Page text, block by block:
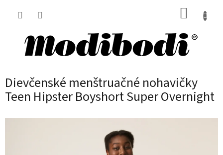
Dievčenské menštruačné nohavičky
Teen Hipster Boyshort Super Overnight